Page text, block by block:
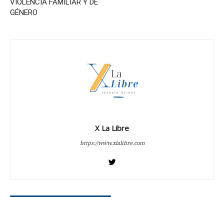
VIOLENCIA FAMILIAR Y DE
GÉNERO
X La Libre
https://www.xlalibre.com